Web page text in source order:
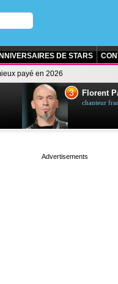
DE STARS
payé en 2026
3 Florent
chanteur